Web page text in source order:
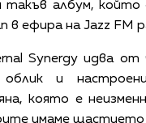
такъв албум, който
в ефира на Jazz FM
Synergy идва
облик и
която е
имаме